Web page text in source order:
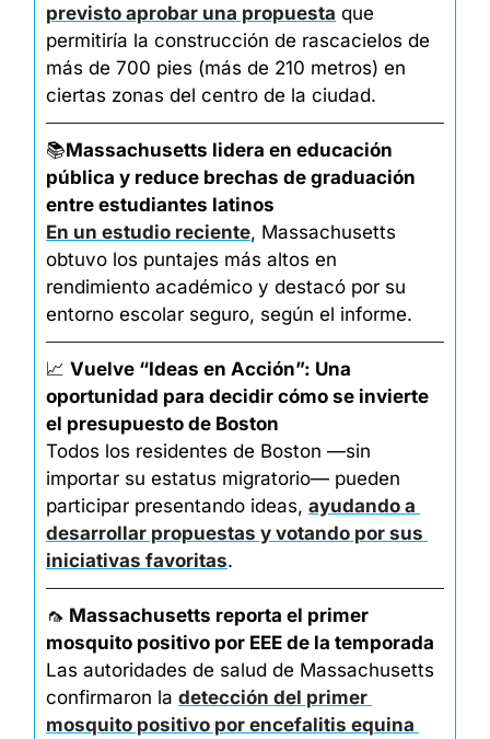
previsto aprobar una propuesta que
permitiría la construcción de rascacielos de
más de 700 pies (más de 210 metros) en
ciertas zonas del centro de la ciudad.
📚Massachusetts lidera en educación
pública y reduce brechas de graduación
entre estudiantes latinos
En un estudio reciente, Massachusetts
obtuvo los puntajes más altos en
rendimiento académico y destacó por su
entorno escolar seguro, según el informe.
📈 Vuelve “Ideas en Acción”: Una
oportunidad para decidir cómo se invierte
el presupuesto de Boston
Todos los residentes de Boston —sin
importar su estatus migratorio— pueden
participar presentando ideas, ayudando a
desarrollar propuestas y votando por sus
iniciativas favoritas.
🦟 Massachusetts reporta el primer
mosquito positivo por EEE de la temporada
Las autoridades de salud de Massachusetts
confirmaron la detección del primer
mosquito positivo por encefalitis equina